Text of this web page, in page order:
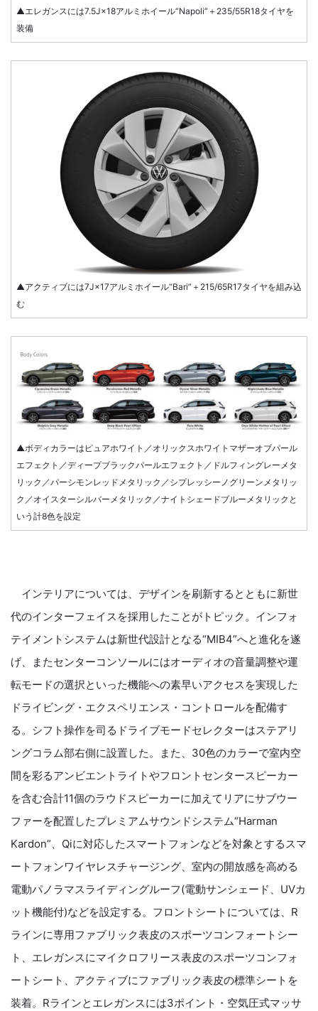
▲エレガンスには7.5J×18アルミホイール“Napoli”＋235/55R18タイヤを
装備
▲アクティブには7J×17アルミホイール“Bari”＋215/65R17タイヤを組み込
む
▲ボディカラーはピュアホワイト／オリックスホワイトマザーオブパール
エフェクト／ディープブラックパールエフェクト／ドルフィングレーメタ
リック／パーシモンレッドメタリック／シプレッシーノグリーンメタリッ
ク／オイスターシルバーメタリック／ナイトシェードブルーメタリックと
いう計8色を設定
インテリアについては、デザインを刷新するとともに新世
代のインターフェイスを採用したことがトピック。インフォ
テイメントシステムは新世代設計となる“MIB4”へと進化を遂
げ、またセンターコンソールにはオーディオの音量調整や運
転モードの選択といった機能への素早いアクセスを実現した
ドライビング・エクスペリエンス・コントロールを配備す
る。シフト操作を司るドライブモードセレクターはステアリ
ングコラム部右側に設置した。また、30色のカラーで室内空
間を彩るアンビエントライトやフロントセンタースピーカー
を含む合計11個のラウドスピーカーに加えてリアにサブウー
ファーを配置したプレミアムサウンドシステム“Harman
Kardon”、Qiに対応したスマートフォンなどを対象とするスマ
ートフォンワイヤレスチャージング、室内の開放感を高める
電動パノラマスライディングルーフ(電動サンシェード、UVカ
ット機能付)などを設定する。フロントシートについては、R
ラインに専用ファブリック表皮のスポーツコンフォートシー
ト、エレガンスにマイクロフリース表皮のスポーツコンフォ
ートシート、アクティブにファブリック表皮の標準シートを
装着。Rラインとエレガンスには3ポイント・空気圧式マッサ